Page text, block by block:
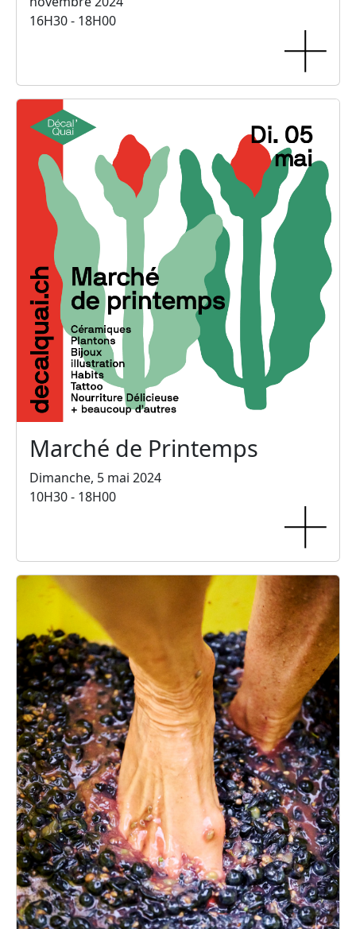
16H30 - 18H00
Marché de Printemps
Dimanche, 5 mai 2024
10H30 - 18H00